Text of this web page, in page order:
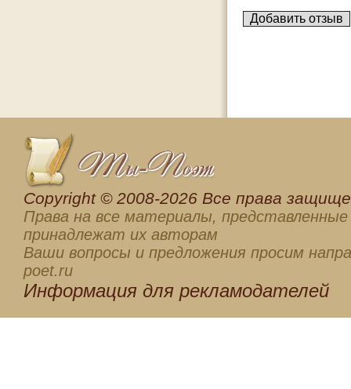
Сopyright © 2008-2026 Все права
Права на все материалы, представленные
принадлежат их авторам
Ваши вопросы и предложения просим
poet.ru
Информация для рекламодателей